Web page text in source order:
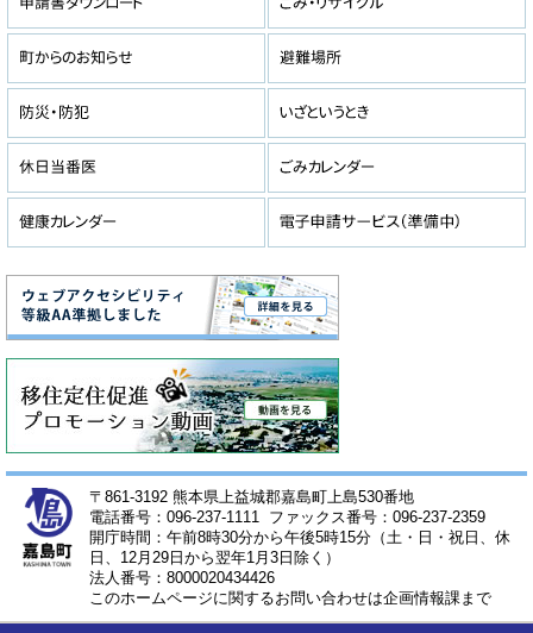
〒861-3192 熊本県上益城郡嘉島町上島530番地
電話番号：096-237-1111 ファックス番号：096-237-2359
開庁時間：午前8時30分から午後5時15分（土・日・祝日、休
日、12月29日から翌年1月3日除く）
法人番号：8000020434426
このホームページに関するお問い合わせは企画情報課まで